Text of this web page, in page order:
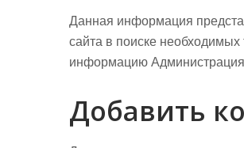
Данная информация
сайта в поиске
информацию Администрация
Добавить